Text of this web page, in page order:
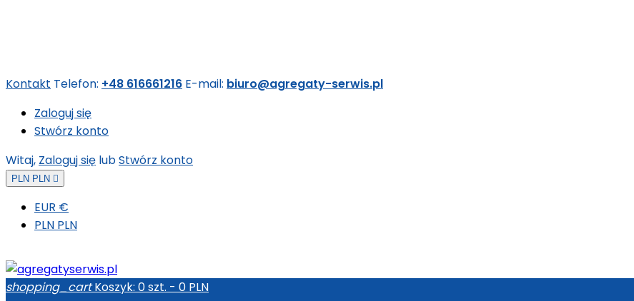
Kontakt Telefon: +48 616661216 E-mail: biuro@agregaty-serwis.pl
Zaloguj się
Stwórz konto
Witaj, Zaloguj się lubStwórz konto
PLN PLN 
EUR €
PLN PLN
shopping_cart Koszyk: 0szt. - 0 PLN